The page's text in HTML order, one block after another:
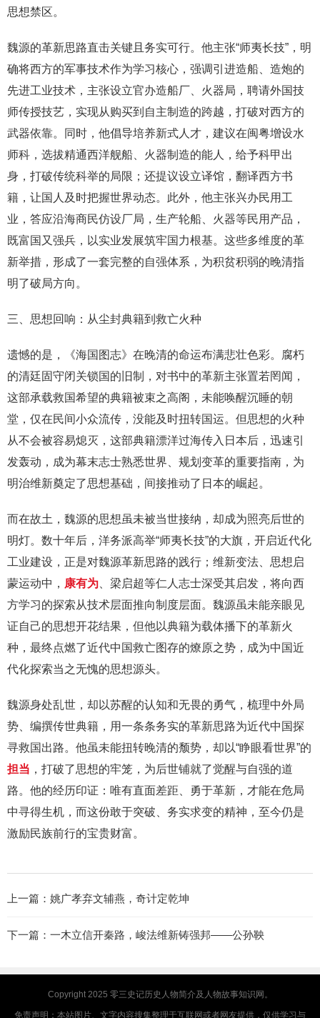
思想禁区。
魏源的革新思路直击关键且务实可行。他主张“师夷长技”，明
确将西方的军事技术作为学习核心，强调引进造船、造炮的
先进工业技术，主张设立官办造船厂、火器局，聘请外国技
师传授技艺，实现从购买到自主制造的跨越，打破对西方的
武器依靠。同时，他倡导培养新式人才，建议在闽粤增设水
师科，选拔精通西洋舰船、火器制造的能人，给予科甲出
身，打破传统科举的局限；还提议设立译馆，翻译西方书
籍，让国人及时把握世界动态。此外，他主张兴办民用工
业，答应沿海商民仿设厂局，生产轮船、火器等民用产品，
既富国又强兵，以实业发展筑牢国力根基。这些多维度的革
新举措，形成了一套完整的自强体系，为积贫积弱的晚清指
明了破局方向。
三、思想回响：从尘封典籍到救亡火种
遗憾的是，《海国图志》在晚清的命运布满悲壮色彩。腐朽
的清廷固守闭关锁国的旧制，对书中的革新主张置若罔闻，
这部承载救国希望的典籍被束之高阁，未能唤醒沉睡的朝
堂，仅在民间小众流传，没能及时扭转国运。但思想的火种
从不会被容易熄灭，这部典籍漂洋过海传入日本后，迅速引
发轰动，成为幕末志士熟悉世界、规划变革的重要指南，为
明治维新奠定了思想基础，间接推动了日本的崛起。
而在故土，魏源的思想虽未被当世接纳，却成为照亮后世的
明灯。数十年后，洋务派高举“师夷长技”的大旗，开启近代化
工业建设，正是对魏源革新思路的践行；维新变法、思想启
蒙运动中， 康有为 、梁启超等仁人志士深受其启发，将向西
方学习的探索从技术层面推向制度层面。魏源虽未能亲眼见
证自己的思想开花结果，但他以典籍为载体播下的革新火
种，最终点燃了近代中国救亡图存的燎原之势，成为中国近
代化探索当之无愧的思想源头。
魏源身处乱世，却以苏醒的认知和无畏的勇气，梳理中外局
势、编撰传世典籍，用一条条务实的革新思路为近代中国探
寻救国出路。他虽未能扭转晚清的颓势，却以“睁眼看世界”的
担当 ，打破了思想的牢笼，为后世铺就了觉醒与自强的道
路。他的经历印证：唯有直面差距、勇于革新，才能在危局
中寻得生机，而这份敢于突破、务实求变的精神，至今仍是
激励民族前行的宝贵财富。
上一篇： 姚广孝弃文辅燕，奇计定乾坤
下一篇： 一木立信开秦路，峻法维新铸强邦——公孙鞅
Copyright 2025 零三史记历史人物简介及人物故事知识网。
免责声明：本站图片、文字内容搜集整理于互联网或者网友提供，仅供学习与